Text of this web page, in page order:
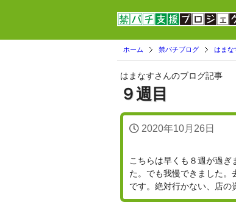
ホーム 禁パチブログ はまな
はまなすさんのブログ記事
９週目
2020年10月26日
こちらは早くも８週が過
た。でも我慢できました
です。絶対行かない、店の